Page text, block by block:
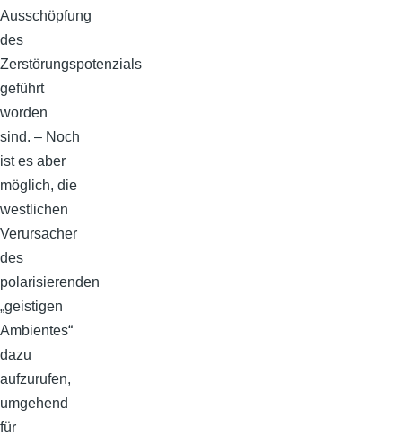
Ausschöpfung
des
Zerstörungspotenzials
geführt
worden
sind. – Noch
ist es aber
möglich, die
westlichen
Verursacher
des
polarisierenden
„geistigen
Ambientes“
dazu
aufzurufen,
umgehend
für